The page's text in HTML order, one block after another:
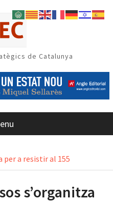
de Catalunya
per a resistir al 155
s’organitza